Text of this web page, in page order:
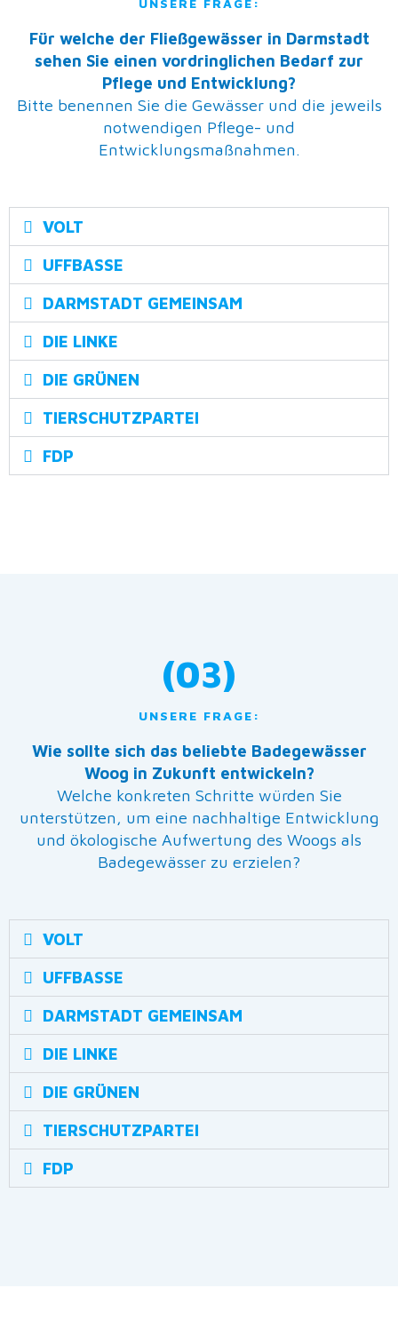
UNSERE FRAGE:
Für welche der Fließgewässer in Darmstadt
sehen Sie einen vordringlichen Bedarf zur
Pflege und Entwicklung?
Bitte benennen Sie die Gewässer und die jeweils
notwendigen Pflege- und
Entwicklungsmaßnahmen.
VOLT
UFFBASSE
DARMSTADT GEMEINSAM
DIE LINKE
DIE GRÜNEN
TIERSCHUTZPARTEI
FDP
(03)
UNSERE FRAGE:
Wie sollte sich das beliebte Badegewässer
Woog in Zukunft entwickeln?
Welche konkreten Schritte würden Sie
unterstützen, um eine nachhaltige Entwicklung
und ökologische Aufwertung des Woogs als
Badegewässer zu erzielen?
VOLT
UFFBASSE
DARMSTADT GEMEINSAM
DIE LINKE
DIE GRÜNEN
TIERSCHUTZPARTEI
FDP